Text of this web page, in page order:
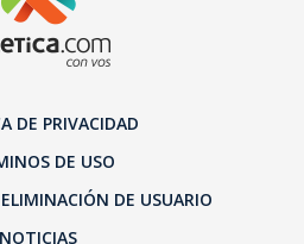
DE PRIVACIDAD
DE USO
DE USUARIO
NOTICIAS